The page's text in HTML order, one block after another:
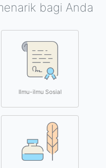
bagi Anda
Ilmu-ilmu Sosial